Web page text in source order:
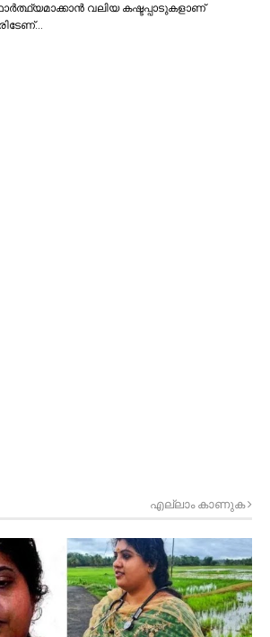
വലിയ കഷ്ടപ്പാടുകളാണ്
എല്ലാം കാണുക